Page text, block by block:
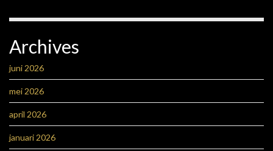
Archives
juni 2026
mei 2026
april 2026
januari 2026